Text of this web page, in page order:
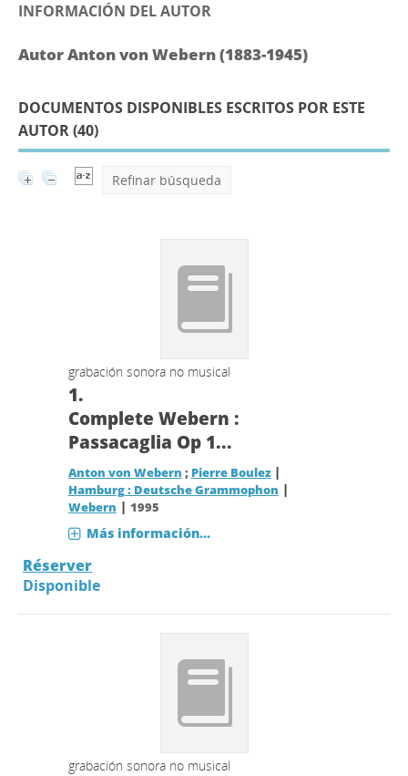
INFORMACIÓN DEL AUTOR
Autor Anton von Webern (1883-1945)
DOCUMENTOS DISPONIBLES ESCRITOS POR ESTE
AUTOR (40)
Refinar búsqueda
grabación sonora no musical
1.
Complete Webern :
Passacaglia Op 1...
Anton von Webern ; Pierre Boulez |
Hamburg : Deutsche Grammophon |
Webern | 1995
Más información...
Réserver
Disponible
grabación sonora no musical